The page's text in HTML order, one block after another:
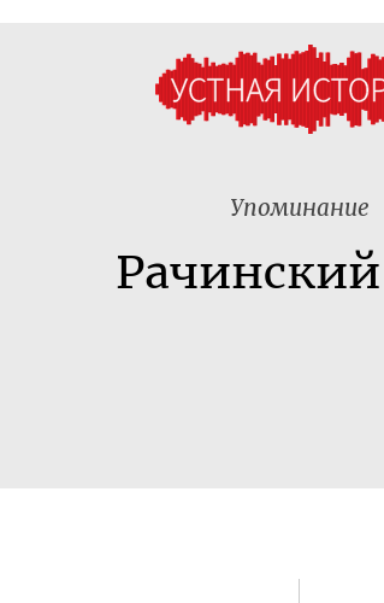
Упоминание
Рачинский